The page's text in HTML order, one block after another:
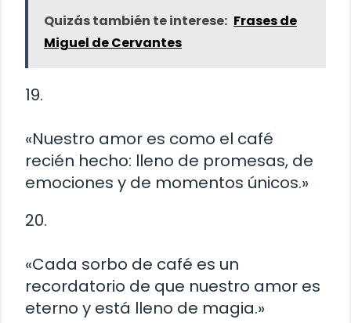
Quizás también te interese: Frases de
Miguel de Cervantes
19.
«Nuestro amor es como el café
recién hecho: lleno de promesas, de
emociones y de momentos únicos.»
20.
«Cada sorbo de café es un
recordatorio de que nuestro amor es
eterno y está lleno de magia.»